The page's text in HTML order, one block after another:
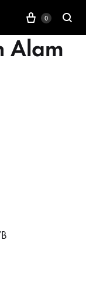
Koszyk
0
Alam